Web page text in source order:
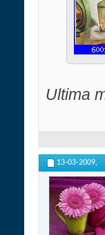
Ultima
13-03-2009,